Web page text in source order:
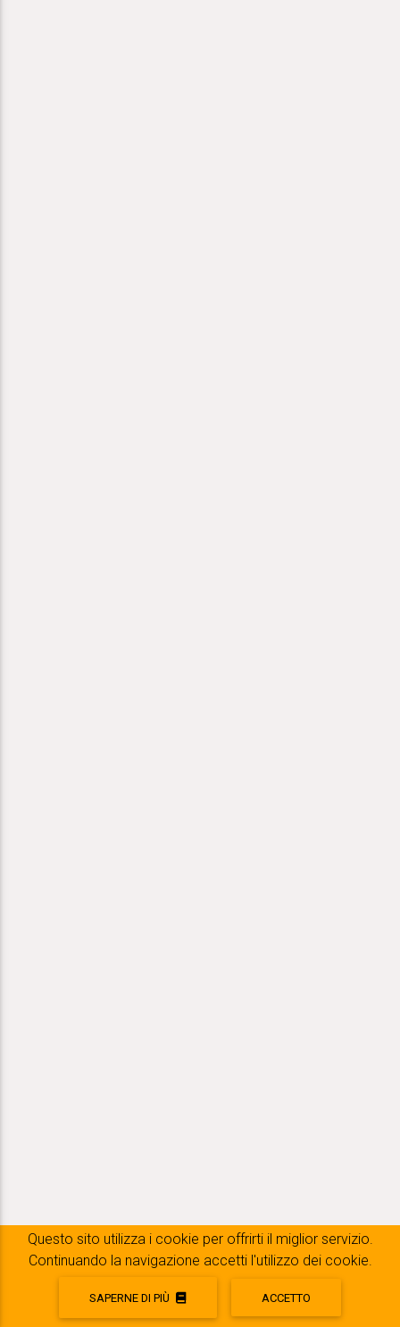
Questo sito utilizza i cookie per offrirti il ​​miglior servizio.
Continuando la navigazione accetti l'utilizzo dei cookie.
SAPERNE DI PIÙ ACCETTO